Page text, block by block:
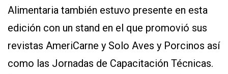
DE
PRIVACIDAD
MAPA
DEL
SITIO
QUIENES
Alimentaria también estuvo presente en esta
edición con un stand en el que promovió sus
revistas AmeriCarne y Solo Aves y Porcinos así
como las Jornadas de Capacitación Técnicas.